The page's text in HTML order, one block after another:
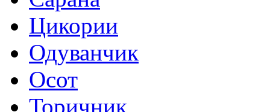
Цикории
Одуванчик
Осот
Торичник